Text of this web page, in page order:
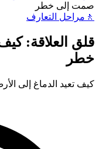
صمت إلى خطر
🚶 مراحل التعارف
قلق العلاقة:
خطر
كيف تعيد الدماغ إلى